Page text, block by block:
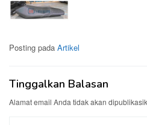
Posting pada Artikel
Tinggalkan Balasan
Alamat email Anda tidak akan